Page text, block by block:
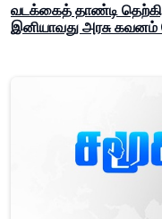
வடக்கைத் தாண்டி
இனியாவது அரசு கவனம்